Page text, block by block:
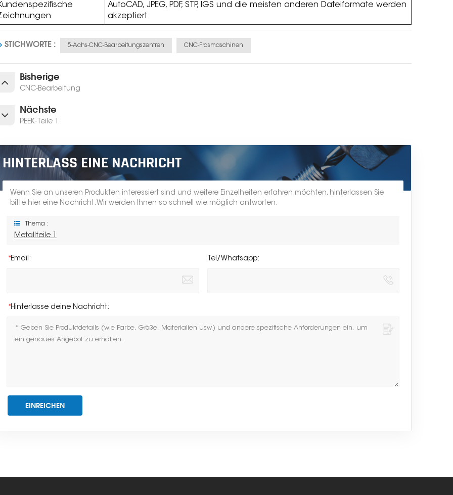
AutoCAD, JPEG, PDF, STP, IGS und die meisten anderen Dateiformate werden
akzeptiert
STICHWORTE : 5-Achs-CNC-Bearbeitungszentren CNC-Fräsmaschinen
Bisherige
CNC-Bearbeitung
Nächste
PEEK-Teile 1
HINTERLASS EINE NACHRICHT
Wenn Sie an unseren Produkten interessiert sind und weitere Einzelheiten erfahren möchten, hinterlassen Sie
bitte hier eine Nachricht. Wir werden Ihnen so schnell wie möglich antworten.
Thema :
Metallteile 1
*Email: Tel/Whatsapp:
*Hinterlasse deine Nachricht:
EINREICHEN